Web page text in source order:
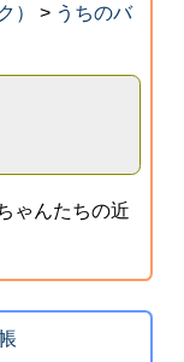
） > うちのバ
ゃんたちの近